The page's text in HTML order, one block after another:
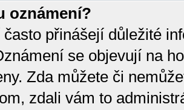
oznámení?
přinášejí důležité
se objevují na
Zda můžete či
zdali vám to